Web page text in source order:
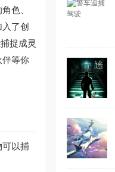
色、
了创
捉成灵
伴等你
可以捕